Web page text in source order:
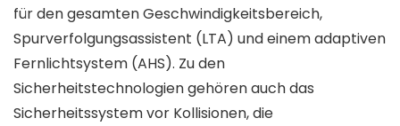
für den gesamten Geschwindigkeitsbereich,
Spurverfolgungsassistent (LTA) und einem adaptiven
Fernlichtsystem (AHS). Zu den
Sicherheitstechnologien gehören auch das
Sicherheitssystem vor Kollisionen, die